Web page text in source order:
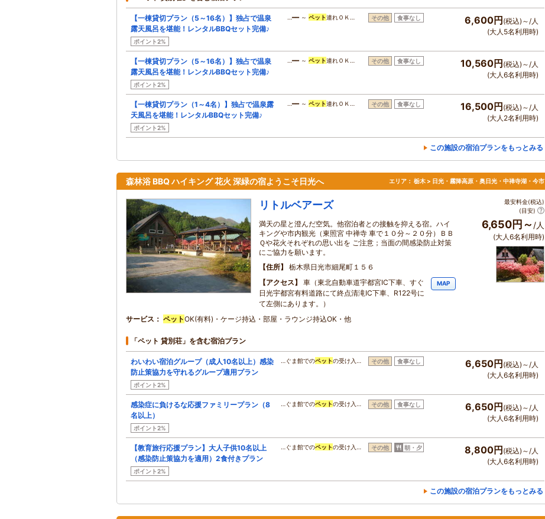
【一棟貸切プラン（5～16名）】独占で温泉
露天風呂を堪能！レンタルBBQセット完備♪
ポイント2%
…━━ ～ ペット連れＯＫ… その他 食事なし 6,600円 (税込)～/人
(大人5名利用時)
【一棟貸切プラン（5～16名）】独占で温泉
露天風呂を堪能！レンタルBBQセット完備♪
ポイント2%
…━━ ～ ペット連れＯＫ… その他 食事なし 10,560円 (税込)～/人
(大人6名利用時)
【一棟貸切プラン（1～4名）】独占で温泉露
天風呂を堪能！レンタルBBQセット完備♪
ポイント2%
…━━ ～ ペット連れＯＫ… その他 食事なし 16,500円 (税込)～/人
(大人2名利用時)
この施設の宿泊プランをもっとみる
森林浴 BBQ ハイキング 花火 深緑の宿ようこそ日光へ エリア： 栃木 > 日光・霧降高原・奥日光・中禅寺湖・今市
リトルベアーズ
満天の星と澄んだ空気。他宿泊者との接触を抑える宿。ハイ
キングや市内観光（東照宮 中禅寺 車で１０分～２０分）ＢＢ
Ｑや花火それぞれの思い出を ご注意；当面の間感染防止対策
にご協力を願います。
住所
栃木県日光市細尾町１５６
アクセス
車（東北自動車道宇都宮IC下車、すぐ
日光宇都宮有料道路にて終点清滝IC下車、R122号に
て左側にあります。）
MAP
最安料金(税込)
(目安)
6,650円～ /人
(大人6名利用時)
サービス ペットOK(有料)・ケージ持込・部屋・ラウンジ持込OK・他
「ペット 貸別荘」を含む宿泊プラン
わいわい宿泊グループ（成人10名以上）感染
防止策協力を守れるグループ適用プラン
ポイント2%
…ぐま館でのペットの受け入… その他 食事なし 6,650円 (税込)～/人
(大人6名利用時)
感染症に負けるな応援ファミリープラン（8
名以上）
ポイント2%
…ぐま館でのペットの受け入… その他 食事なし 6,650円 (税込)～/人
(大人6名利用時)
【教育旅行応援プラン】大人子供10名以上
（感染防止策協力を適用）2食付きプラン
ポイント2%
…ぐま館でのペットの受け入… その他 朝・夕 8,800円 (税込)～/人
(大人6名利用時)
この施設の宿泊プランをもっとみる